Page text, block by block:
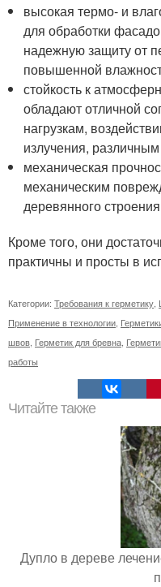
высокая термо- и
для обработки
надежную защиту от
повышенной
стойкость к
обладают отличной
нагрузкам,
излучения,
механическая
механическим
деревянного
Кроме того, они
практичны и просты в
Категории: Требования к герметику
Применение в технологии
швов Герметик для бревна
работы
Читайте также
Дупло в дереве